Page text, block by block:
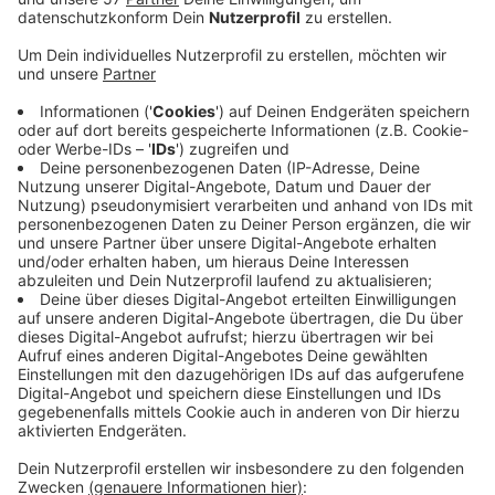
bisher nur geduldeten Migrantinnen und Migranten
ein dauerhaftes Bleiberecht in Deutschland
garantieren. Wer seit fünf Jahren in Wuppertal
lebt, bekommt das Chancen-Aufenthaltsrecht,
innerhalb eines Jahres haben die Menschen die
Chance, sich wenn nötig noch weiter zu
integrieren - vor allem Deutsch zu lernen - und
dann dauerhaft hierzubleiben. Man schaffe so eine
Perspektive für viele Geduldete. Die Wirtschaft
dränge seit langem auf so etwas, um dem
Personal- und Fachkräftemangel zu begegnen,
meint Liebert. Als nächste müssten
Arbeitsverbote abgeschafft und ein besseres
Einwanderungsgesetz erarbeitet werden, sagt die
Wuppertaler Grünenpolitikerin. Das Chancen-
Aufenthaltsrecht muss noch durch den Bundestag.